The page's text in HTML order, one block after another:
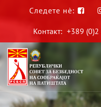
Следете нè:
Контакт: +389